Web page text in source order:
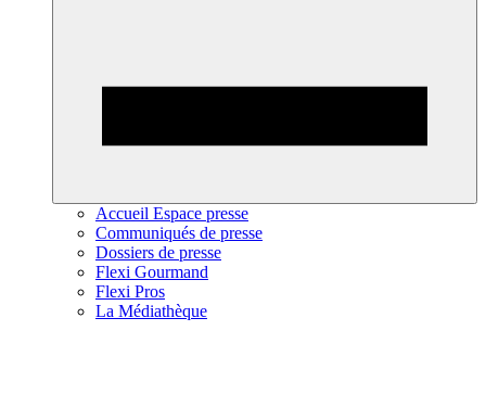
Accueil Espace presse
Communiqués de presse
Dossiers de presse
Flexi Gourmand
Flexi Pros
La Médiathèque